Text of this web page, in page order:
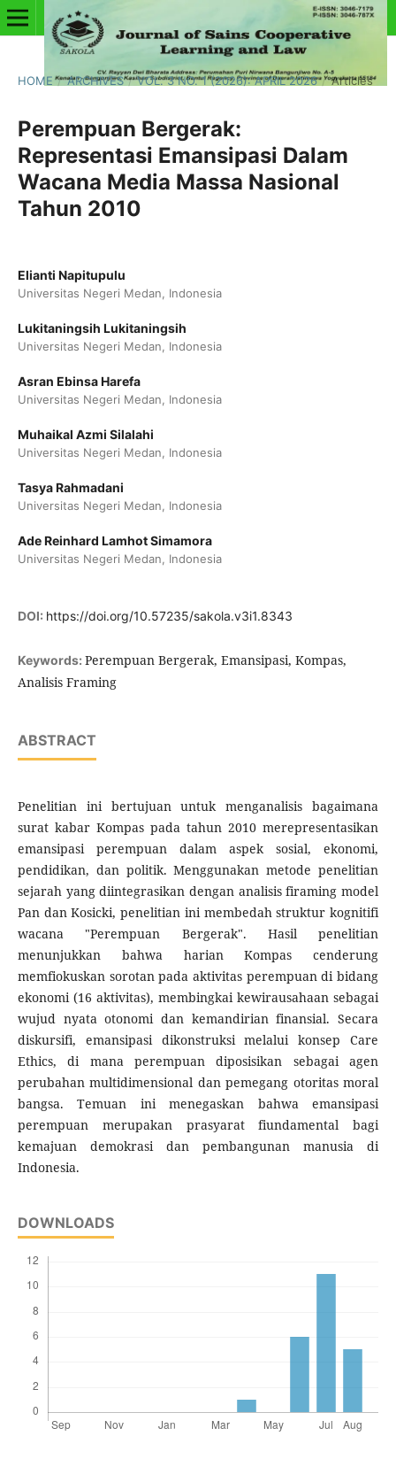
HOME / ARCHIVES / VOL. 3 NO. 1 (2026): APRIL 2026 / Articles
Perempuan Bergerak:
Representasi Emansipasi Dalam
Wacana Media Massa Nasional
Tahun 2010
Elianti Napitupulu
Universitas Negeri Medan, Indonesia
Lukitaningsih Lukitaningsih
Universitas Negeri Medan, Indonesia
Asran Ebinsa Harefa
Universitas Negeri Medan, Indonesia
Muhaikal Azmi Silalahi
Universitas Negeri Medan, Indonesia
Tasya Rahmadani
Universitas Negeri Medan, Indonesia
Ade Reinhard Lamhot Simamora
Universitas Negeri Medan, Indonesia
DOI: https://doi.org/10.57235/sakola.v3i1.8343
Keywords: Perempuan Bergerak, Emansipasi, Kompas,
Analisis Framing
ABSTRACT
Penelitian ini bertujuan untuk menganalisis bagaimana
surat kabar Kompas pada tahun 2010 merepresentasikan
emansipasi perempuan dalam aspek sosial, ekonomi,
pendidikan, dan politik. Menggunakan metode penelitian
sejarah yang diintegrasikan dengan analisis firaming model
Pan dan Kosicki, penelitian ini membedah struktur kognitifi
wacana "Perempuan Bergerak". Hasil penelitian
menunjukkan bahwa harian Kompas cenderung
memfiokuskan sorotan pada aktivitas perempuan di bidang
ekonomi (16 aktivitas), membingkai kewirausahaan sebagai
wujud nyata otonomi dan kemandirian finansial. Secara
diskursifi, emansipasi dikonstruksi melalui konsep Care
Ethics, di mana perempuan diposisikan sebagai agen
perubahan multidimensional dan pemegang otoritas moral
bangsa. Temuan ini menegaskan bahwa emansipasi
perempuan merupakan prasyarat fiundamental bagi
kemajuan demokrasi dan pembangunan manusia di
Indonesia.
DOWNLOADS